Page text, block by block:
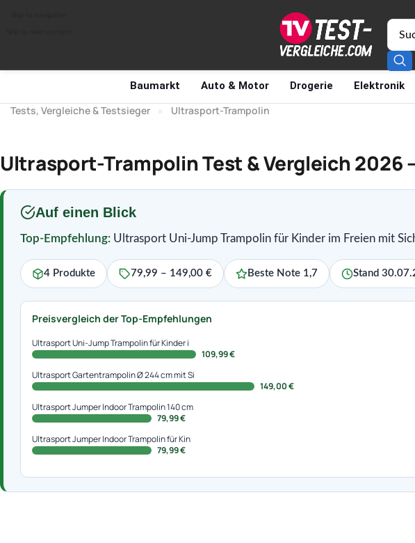
Baumarkt Auto & Motor Drogerie Elektronik
Tests, Vergleiche & Testsieger » Ultrasport-Trampolin
Ultrasport-Trampolin Test & Vergleich 2026
Auf einen Blick
Top-Empfehlung: Ultrasport Uni-Jump Trampolin für Kinder im Freien mit
4 Produkte 79,99 – 149,00 € Beste Note 1,7 Stand
Preisvergleich der Top-Empfehlungen
Ultrasport Uni-Jump Trampolin für Kinder i
109,99 €
Ultrasport Gartentrampolin Ø 244 cm mit Si
149,00 €
Ultrasport Jumper Indoor Trampolin 140 cm
79,99 €
Ultrasport Jumper Indoor Trampolin für Kin
79,99 €